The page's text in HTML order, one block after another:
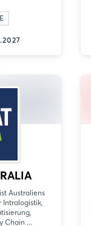
Australiens
Intralogistik,
Chain ...